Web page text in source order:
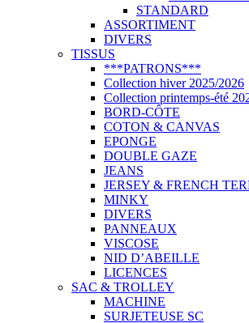
STANDARD
ASSORTIMENT
DIVERS
TISSUS
***PATRONS***
Collection hiver 2025/2026
Collection printemps-été
BORD-CÔTE
COTON & CANVAS
EPONGE
DOUBLE GAZE
JEANS
JERSEY & FRENCH
MINKY
DIVERS
PANNEAUX
VISCOSE
NID D’ABEILLE
LICENCES
SAC & TROLLEY
MACHINE
SURJETEUSE SC